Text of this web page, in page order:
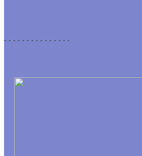
- - - - - - - - - - - - - - -